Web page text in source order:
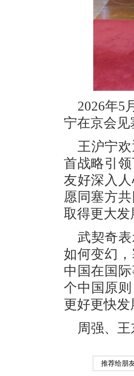
2026年5
宁在京会
王沪宁
首战略引
友好深入
愿同塞方
取得更大
武契奇
如何变幻
中国在国
个中国原
更好更快
周强、
推荐给朋